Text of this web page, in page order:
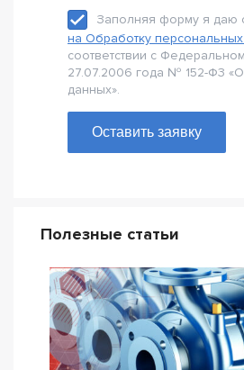
Заполняя форму я даю
на Обработку
соответствии с
27.07.2006 года № 152-Ф3
данных».
Оставить заявку
Полезные статьи